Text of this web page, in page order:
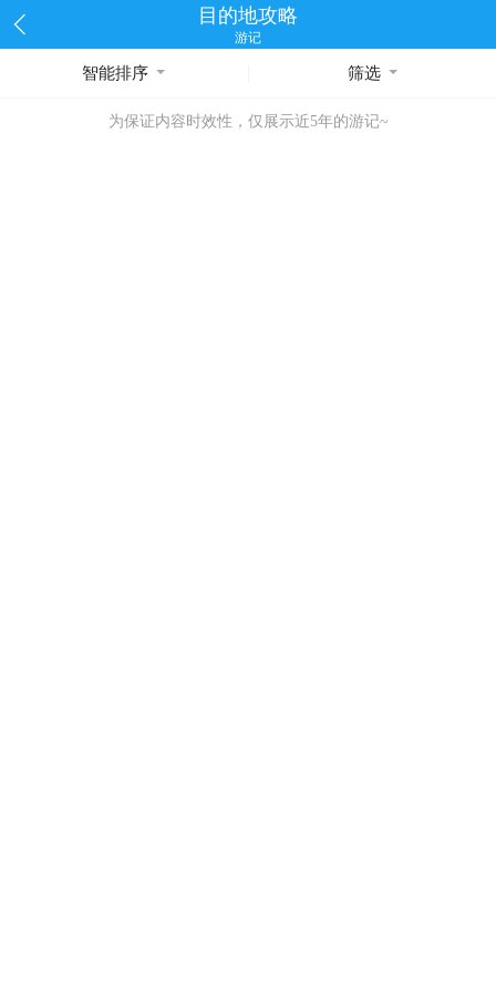
目的地攻略
游记
智能排序 筛选
为保证内容时效性，仅展示近5年的游记~